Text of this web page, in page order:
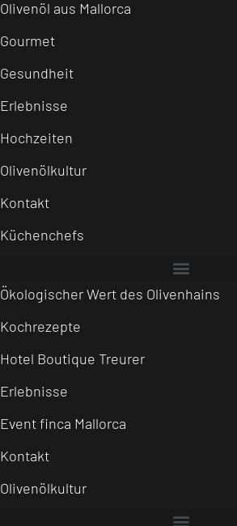
Olivenöl aus Mallorca
Gourmet
Gesundheit
Erlebnisse
Hochzeiten
Olivenölkultur
Kontakt
Küchenchefs
Ökologischer Wert des Olivenhains
Kochrezepte
Hotel Boutique Treurer
Erlebnisse
Event finca Mallorca
Kontakt
Olivenölkultur